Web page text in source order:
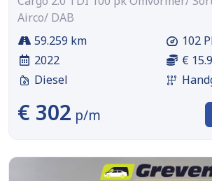
Airco/ DAB
59.259 km
2022
Diesel
102
€
€ 302 p/m